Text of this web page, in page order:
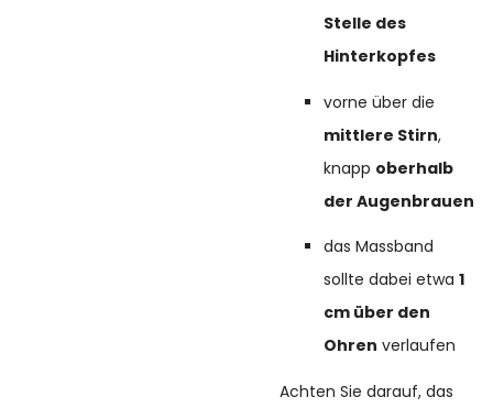
Stelle des
Hinterkopfes
vorne über die
mittlere Stirn,
knapp oberhalb
der Augenbrauen
das Massband
sollte dabei etwa1
cm über den
Ohren verlaufen
Achten Sie darauf, das